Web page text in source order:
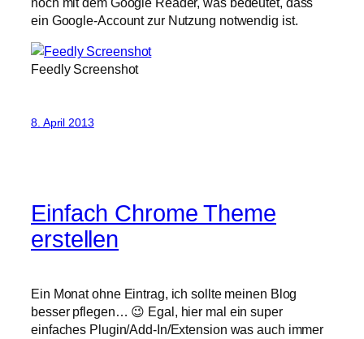
ein Google-Account zur Nutzung notwendig ist.
Feedly Screenshot
8. April 2013
Einfach Chrome Theme
erstellen
Ein Monat ohne Eintrag, ich sollte meinen Blog
besser pflegen… 😉 Egal, hier mal ein super
einfaches Plugin/Add-In/Extension was auch immer